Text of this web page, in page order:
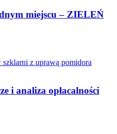
miejscu – ZIELEŃ
i analiza opłacalności